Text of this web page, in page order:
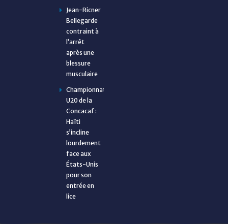
Jean-Ricner
Bellegarde
contraint à
l’arrêt
après une
blessure
musculaire
Championnat
U20 de la
Concacaf :
Haïti
s’incline
lourdement
face aux
États-Unis
pour son
entrée en
lice